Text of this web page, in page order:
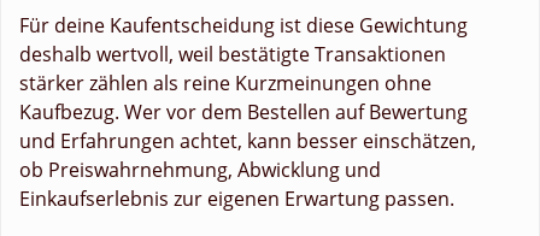
Für deine Kaufentscheidung ist diese Gewichtung
deshalb wertvoll, weil bestätigte Transaktionen
stärker zählen als reine Kurzmeinungen ohne
Kaufbezug. Wer vor dem Bestellen auf Bewertung
und Erfahrungen achtet, kann besser einschätzen,
ob Preiswahrnehmung, Abwicklung und
Einkaufserlebnis zur eigenen Erwartung passen.